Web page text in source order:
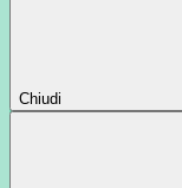
Chiudi